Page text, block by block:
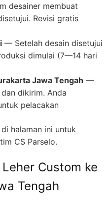
desainer membuat
Revisi gratis
— Setelah desain disetujui
dimulai (7—14 hari
Jawa Tengah —
dikirim. Anda
pelacakan
halaman ini untuk
CS Parselo.
Custom ke
Tengah